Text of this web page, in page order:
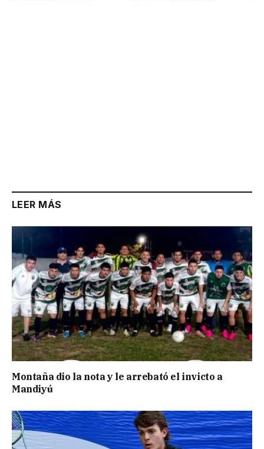
LEER MÁS
Montaña dio la nota y le arrebató el invicto a
Mandiyú